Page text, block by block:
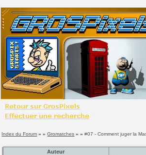
Index du Forum » »Gromatches » »#07 - Comment juger la
Auteur